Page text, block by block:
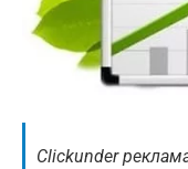
Clickunder